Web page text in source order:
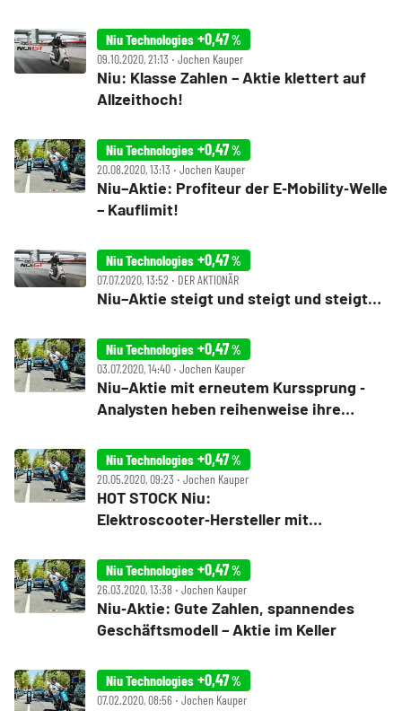
Niu Technologies +0,47%
09.10.2020, 21:13 ‧ Jochen Kauper
Niu: Klasse Zahlen – Aktie klettert auf
Allzeithoch!
Niu Technologies +0,47%
20.08.2020, 13:13 ‧ Jochen Kauper
Niu–Aktie: Profiteur der E‑Mobility‑Welle
– Kauflimit!
Niu Technologies +0,47%
07.07.2020, 13:52 ‧ DER AKTIONÄR
Niu–Aktie steigt und steigt und steigt…
Niu Technologies +0,47%
03.07.2020, 14:40 ‧ Jochen Kauper
Niu–Aktie mit erneutem Kurssprung ‑
Analysten heben reihenweise ihre
Niu Technologies +0,47%
20.05.2020, 09:23 ‧ Jochen Kauper
HOT STOCK Niu:
Elektroscooter‑Hersteller mit
Zukunft
Niu Technologies +0,47%
26.03.2020, 13:38 ‧ Jochen Kauper
Niu‑Aktie: Gute Zahlen, spannendes
Geschäftsmodell – Aktie im Keller
Niu Technologies +0,47%
07.02.2020, 08:56 ‧ Jochen Kauper